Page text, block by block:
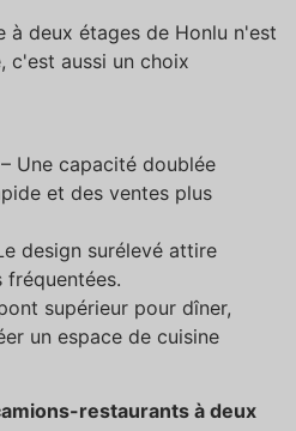
à deux étages de Honlu n'est
c'est aussi un choix
Une capacité doublée
et des ventes plus
design surélevé attire
supérieur pour dîner,
un espace de cuisine
restaurants à deux